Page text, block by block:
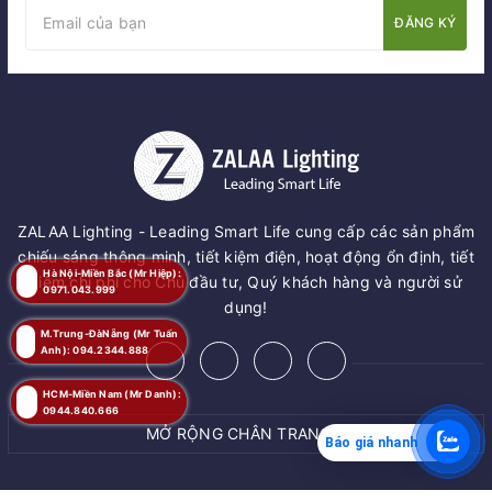
ĐĂNG KÝ
ZALAA Lighting - Leading Smart Life cung cấp các sản phẩm
chiếu sáng thông minh, tiết kiệm điện, hoạt động ổn định, tiết
kiệm chi phí cho Chủ đầu tư, Quý khách hàng và người sử
dụng!
MỞ RỘNG CHÂN TRANG
HCM-Miền Nam (Mr Danh):
0944.840.666
Hà Nội-Miền Bắc (Mr Hiệp):
0971.043.999
M.Trung-ĐàNẵng (Mr Tuấn
Anh): 094.2344.888
Báo giá nhanh